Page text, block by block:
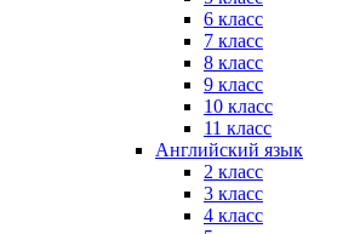
6 класс
7 класс
8 класс
9 класс
10 класс
11 класс
Английский язык
2 класс
3 класс
4 класс